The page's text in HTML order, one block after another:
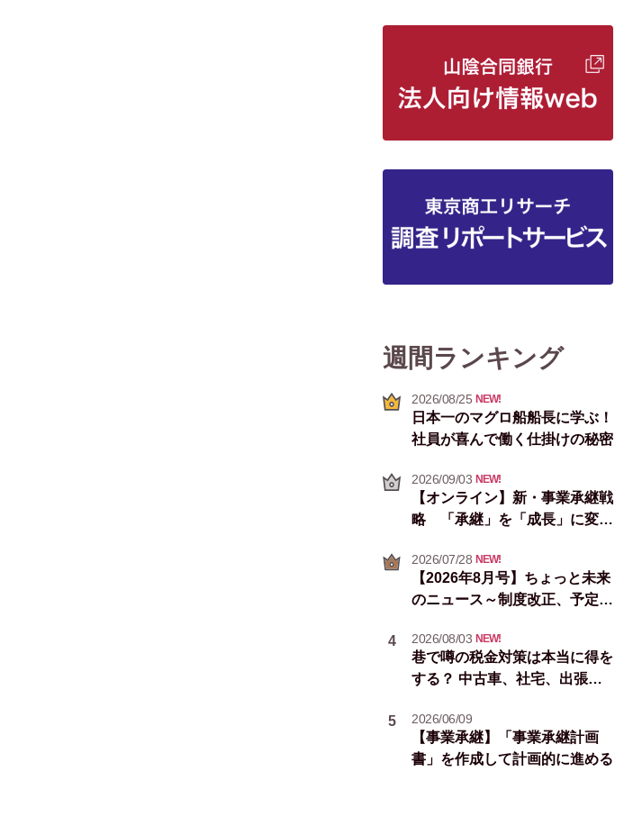
週間ランキング
2026/08/25 NEW!
日本一のマグロ船船長に学ぶ！
社員が喜んで働く仕掛けの秘密
2026/09/03 NEW!
【オンライン】新・事業承継戦
略 「承継」を「成長」に変え
2026/07/28 NEW!
【2026年8月号】ちょっと未来
のニュース～制度改正、予定イ
4
2026/08/03 NEW!
巷で噂の税金対策は本当に得を
する？ 中古車、社宅、出張手
5
2026/06/09
【事業承継】「事業承継計画
書」を作成して計画的に進める